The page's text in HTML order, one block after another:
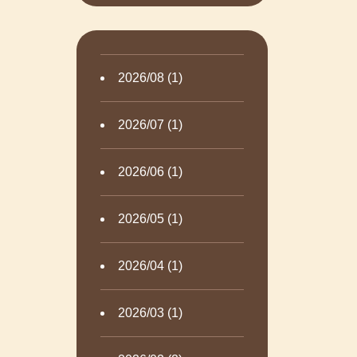
2026/08 (1)
2026/07 (1)
2026/06 (1)
2026/05 (1)
2026/04 (1)
2026/03 (1)